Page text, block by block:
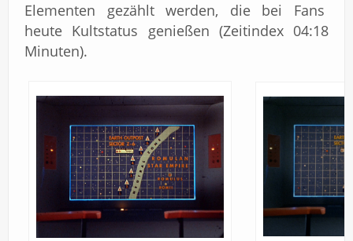
Elementen gezählt werden, die bei Fans
heute Kultstatus genießen (Zeitindex 04:18
Minuten).